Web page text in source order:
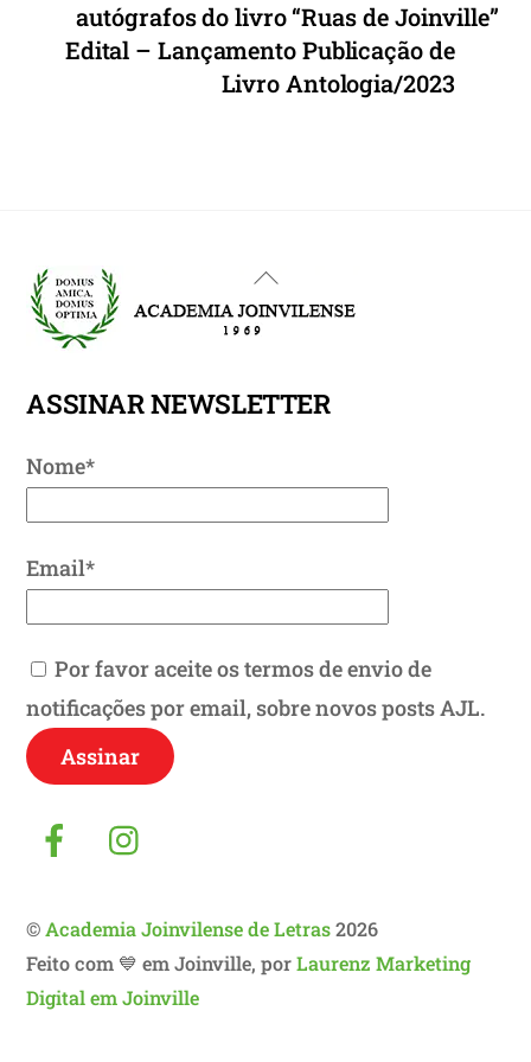
autógrafos do livro “Ruas de Joinville”
Edital – Lançamento Publicação de
Livro Antologia/2023
Back
To
ASSINAR NEWSLETTER
Nome*
Email*
Por favor aceite os termos de envio de
notificações por email, sobre novos posts AJL.
Facebook
©Academia Joinvilense de Letras2026
Feito com 💙 em Joinville, porLaurenz Marketing
Digital em Joinville